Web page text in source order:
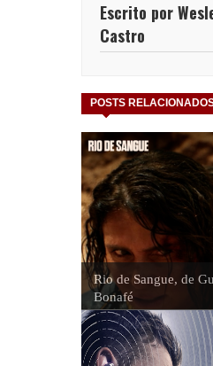
Escrito por
Castro
POSTS
Rio de Sangue, de
Bonafé